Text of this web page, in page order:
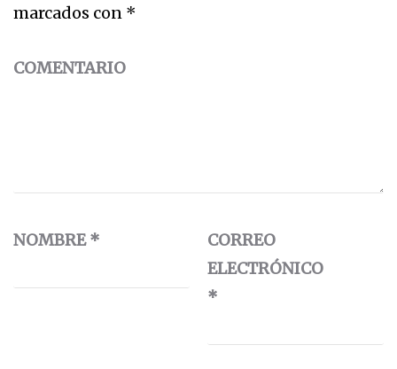
marcados con *
COMENTARIO
NOMBRE*
CORREO
ELECTRÓNICO
*